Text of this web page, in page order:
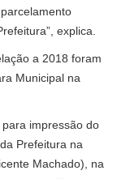
explica.
a 2018 foram
Municipal na
impressão do
Prefeitura na
Machado), na